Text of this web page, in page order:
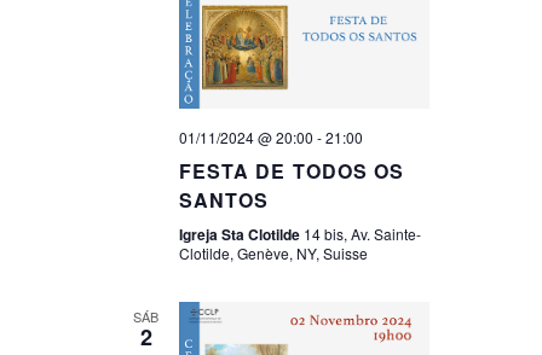
01/11/2024 @ 20:00 -21:00
FESTA DE TODOS OS
SANTOS
Igreja Sta Clotilde 14 bis, Av. Sainte-
Clotilde, Genève, NY, Suisse
SÁB
2